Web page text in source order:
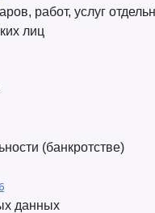
работ, услуг
лиц
(банкротстве)
данных